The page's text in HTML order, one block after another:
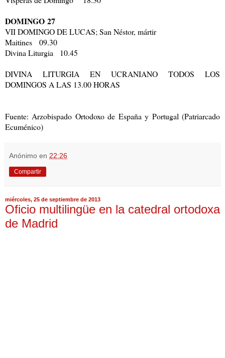
DOMINGO 27
VII DOMINGO DE LUCAS; San Néstor, mártir
Maitines 09.30
Divina Liturgia 10.45
DIVINA LITURGIA EN UCRANIANO TODOS LOS
DOMINGOS A LAS 13.00 HORAS
Fuente: Arzobispado Ortodoxo de España y Portugal (Patriarcado
Ecuménico)
Anónimo en 22:26
Compartir
miércoles, 25 de septiembre de 2013
Oficio multilingüe en la catedral ortodoxa
de Madrid